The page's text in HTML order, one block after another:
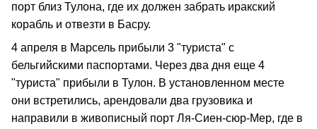
порт близ Тулона, где их должен забрать иракский
корабль и отвезти в Басру.
4 апреля в Марсель прибыли 3 "туриста" с
бельгийскими паспортами. Через два дня еще 4
"туриста" прибыли в Тулон. В установленном месте
они встретились, арендовали два грузовика и
направили в живописный порт Ля-Сиен-сюр-Мер, где в